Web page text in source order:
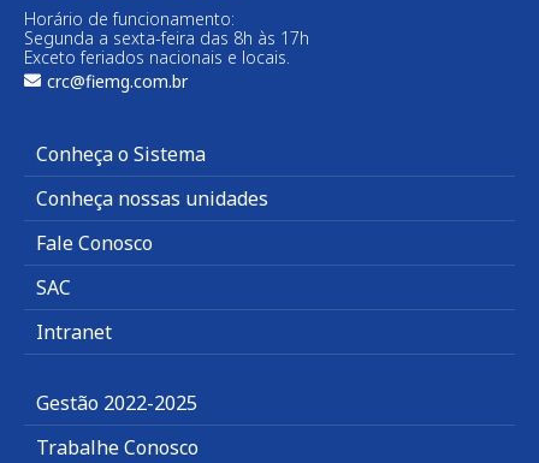
Horário de funcionamento:
Segunda a sexta-feira das 8h às 17h
Exceto feriados nacionais e locais.
crc@fiemg.com.br
Conheça o Sistema
Conheça nossas unidades
Fale Conosco
SAC
Intranet
Gestão 2022-2025
Trabalhe Conosco